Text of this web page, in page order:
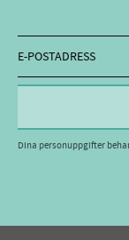
Dina personuppgifter